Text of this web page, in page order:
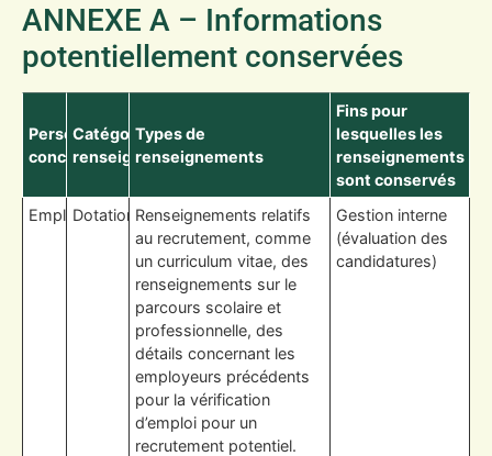
ANNEXE A – Informations
potentiellement conservées
Personnes
concernées
Catégories des
renseignements
Types de
renseignements
Fins pour
lesquelles les
renseignements
sont conservés
EmployésDotation Renseignements relatifs
au recrutement, comme
un curriculum vitae, des
renseignements sur le
parcours scolaire et
professionnelle, des
détails concernant les
employeurs précédents
pour la vérification
d’emploi pour un
recrutement potentiel.
Gestion interne
(évaluation des
candidatures)